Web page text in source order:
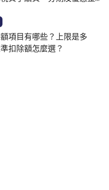
項目有哪些？上限是多
扣除額怎麼選？